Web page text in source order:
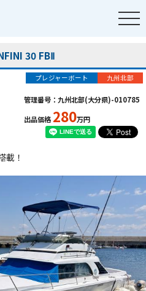
30 FBⅡ
プレジャーボート 九州北部
管理番号：九州北部(大分県)-010785
出品価格280万円
載！